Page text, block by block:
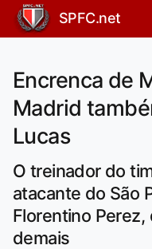
SPFC.net
Encrenca de
Madrid
Lucas
O treinador do
atacante do São
Florentino Perez,
demais